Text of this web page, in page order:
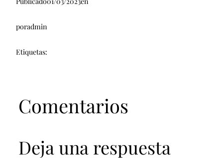
poradmin
Etiquetas:
Comentarios
Deja una respuesta